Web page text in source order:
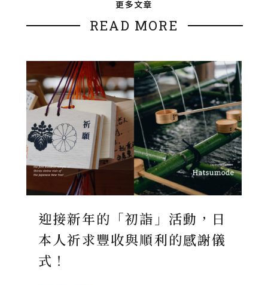
更多文章
READ MORE
迎接新年的「初詣」活動，日
本人祈求豐收與順利的感謝儀
式！